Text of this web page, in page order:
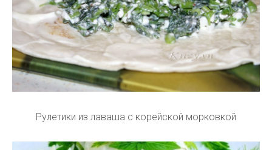
Рулетики из лаваша с корейской морковкой